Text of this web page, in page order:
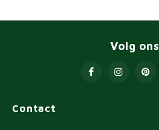
Contact
Volg ons